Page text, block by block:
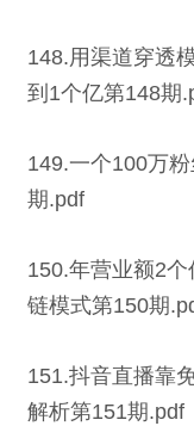
148.用渠道穿透
到1个亿第148期
149.一个100万
期.pdf
150.年营业额2
链模式第150期
151.抖音直播靠
解析第151期.pdf